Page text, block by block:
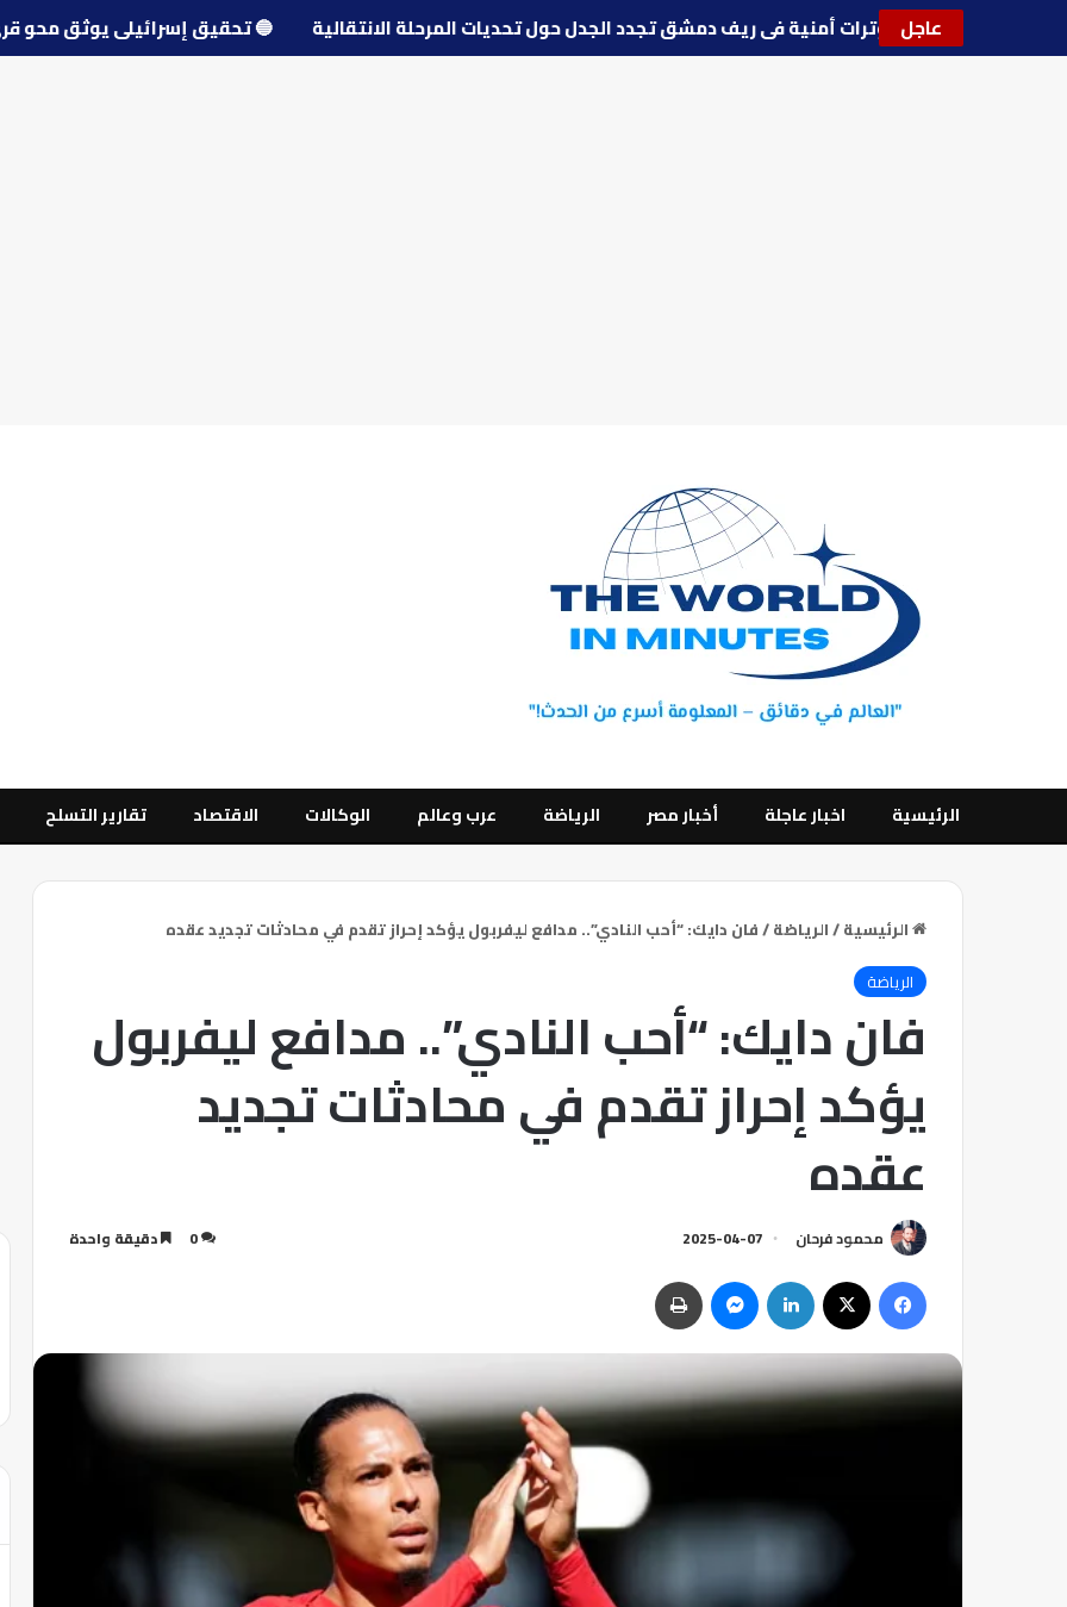
عاجل 🔵توترات أمنية في ريف دمشق تجدد الجدل حول تحديات المرحلة الانتقالية 🔵تحقيق إسرائيلي يوثق
الرئيسية اخبار عاجلة أخبار مصر الرياضة عرب وعالم الوكالات الاقتصاد تقارير التسلح
الرئيسية/الرياضة/فان دايك: “أحب النادي”.. مدافع ليفربول يؤكد إحراز تقدم في محادثات تجديد عقده
الرياضة
فان دايك: “أحب النادي”.. مدافع ليفربول
يؤكد إحراز تقدم في محادثات تجديد
عقده
محمود فرحان 2025-04-07
0 دقيقة واحدة